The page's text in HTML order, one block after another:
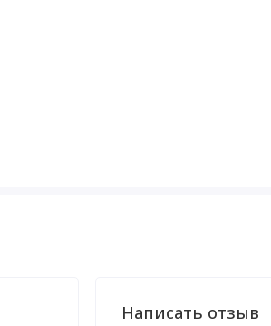
Написать отзыв